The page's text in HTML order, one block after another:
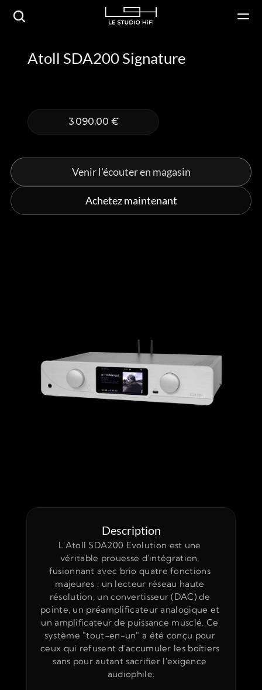
Atoll SDA200 Signature
3 090,00 €
Achetez maintenant
Venir l'écouter en magasin
Description
L'Atoll SDA200 Evolution est une
véritable prouesse d'intégration,
fusionnant avec brio quatre fonctions
majeures : un lecteur réseau haute
résolution, un convertisseur (DAC) de
pointe, un préamplificateur analogique et
un amplificateur de puissance musclé. Ce
système "tout-en-un" a été conçu pour
ceux qui refusent d'accumuler les boîtiers
sans pour autant sacrifier l'exigence
audiophile.